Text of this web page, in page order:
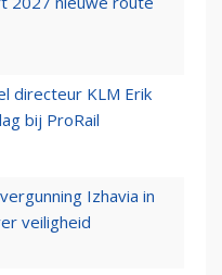
directeur KLM Erik
bij ProRail
Izhavia in
veiligheid